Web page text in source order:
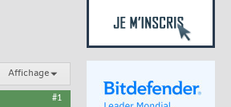
Affichage
#1